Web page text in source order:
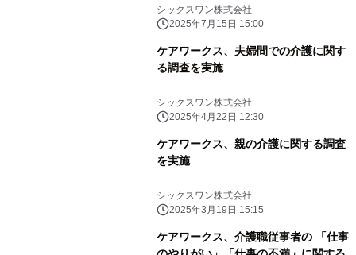
【ケアワークス】
シックスワン株式会社
2025年7月15日 15:00
ケアワークス、夫婦間での介護に関す
る調査を実施
シックスワン株式会社
2025年4月22日 12:30
ケアワークス、親の介護に関する調査
を実施
シックスワン株式会社
2025年3月19日 15:15
ケアワークス、介護職従事者の 「仕事